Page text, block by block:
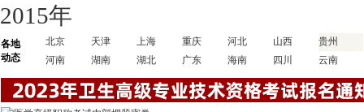
2015年
各地
动态
北京 天津 上海 重庆 河北 山西
贵州
河南
湖南 湖北 广东 海南 四川 云南